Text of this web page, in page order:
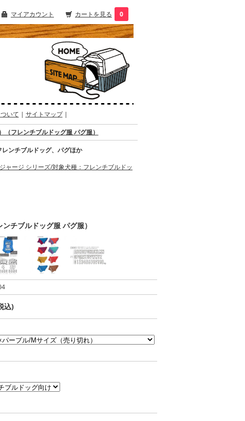
マイアカウント カートを見る 0
いて | サイトマップ|
フレンチブルドッグ服 パグ服）
ンチブルドッグ、パグほか
ジャージ シリーズ/対象犬種：フレンチブルドッ
チブルドッグ服 パグ服）
込)